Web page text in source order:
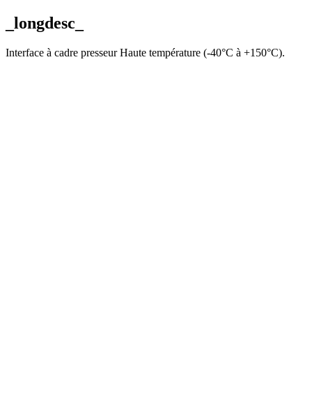
_longdesc_
Interface à cadre presseur Haute température (-40°C à +150°C).